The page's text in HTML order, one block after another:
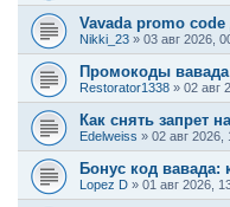
Vavada promo
Nikki_23 » 03 авг 2026,
Промокоды
Restorator1338 » 02 авг
Как снять запрет
Edelweiss » 02 авг 2026,
Бонус код вавада:
Lopez D » 01 авг 2026,